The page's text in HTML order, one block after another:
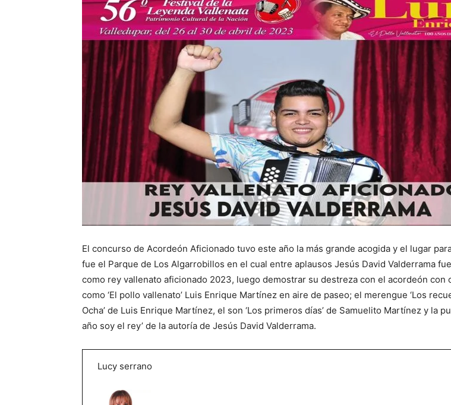
El concurso de Acordeón Aficionado tuvo este año la más grande acogida y el lugar
fue el Parque de Los Algarrobillos en el cual entre aplausos Jesús David Valderrama
como rey vallenato aficionado 2023, luego demostrar su destreza con el acordeón con
como ‘El pollo vallenato’ Luis Enrique Martínez en aire de paseo; el merengue ‘Los
Ocha’ de Luis Enrique Martínez, el son ‘Los primeros días’ de Samuelito Martínez y la
año soy el rey’ de la autoría de Jesús David Valderrama.
Lucy serrano